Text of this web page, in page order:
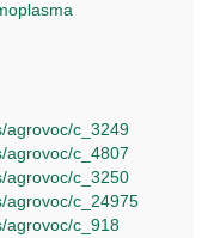
agrovoc/c_3249
agrovoc/c_4807
agrovoc/c_3250
agrovoc/c_24975
agrovoc/c_918